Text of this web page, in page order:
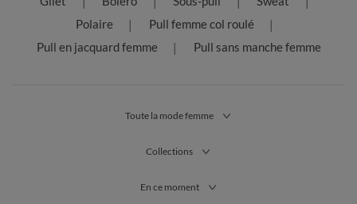
Polaire
Pull femme col roulé
Pull en jacquard femme
Pull sans manche femme
Toute la mode femme
Collections
En ce moment